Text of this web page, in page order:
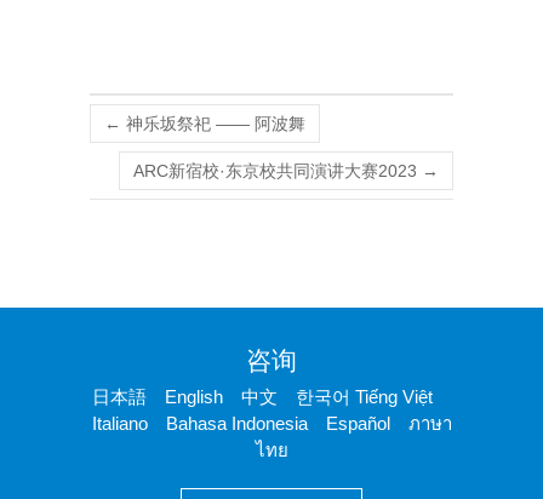
← 神乐坂祭祀 —— 阿波舞
ARC新宿校·东京校共同演讲大赛2023 →
咨询
日本語 English 中文 한국어 Tiếng Việt
Italiano Bahasa Indonesia Español ภาษา
ไทย